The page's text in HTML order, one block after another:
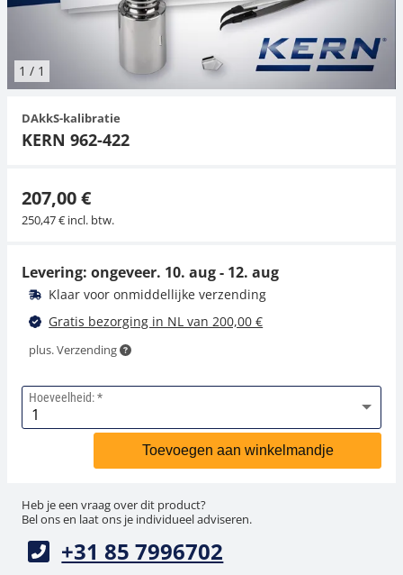
1 / 1
DAkkS-kalibratie
KERN 962-422
207,00 €
250,47 € incl. btw.
Levering: ongeveer. 10. aug - 12. aug
Klaar voor onmiddellijke verzending
Gratis bezorging in NL van 200,00 €
plus. Verzending
Hoeveelheid:
Toevoegen aan winkelmandje
Heb je een vraag over dit product?
Bel ons en laat ons je individueel adviseren.
+31 85 7996702
Hangende weegschalen
Kraanweegschalen
Spannings- en compressiebelastingcellen
Trekapparaten
Externe verlichting
Toepassingen voor experts
Universele toepassingen
Kleurmeting